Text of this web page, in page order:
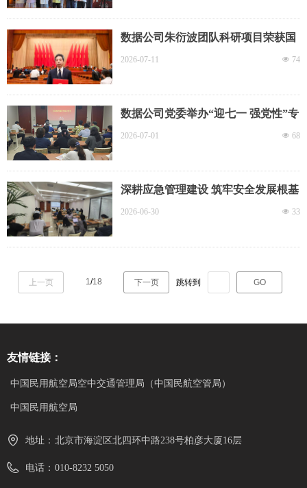
数据公司朱衍波团队科研项目荣获国
家科学技术进步奖一等奖
넶 74
2026-07-11
数据公司党委举办“迎七一 强党性”专
题党课辅导暨党委理论学习中心组 넶 68
2026-07-01
深耕应急管理建设 筑牢安全发展根基
——数据公司开展应急管理专题专项
넶 33
2026-06-30
上一页 1/18 下一页 跳转到 GO
地址： 北京市海淀区北四环中路238号柏彦大厦16层
电话： 010-8232 5050
中国民用航空局空中交通管理局（中国民航空管局）
中国民用航空局
友情链接：